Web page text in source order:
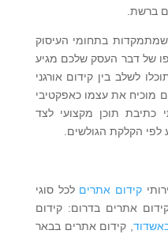
ברשת.
בתחומי העיסוק
של דבר העסק שלכם מגיע
לשלב בין קידום אורגני
מוכיח את עצמו כאפקטיבי
כתיבת תוכן מקצועי לצד
הקלקת הגולשים.
קידום אתרים לכל סוגי
אתרים בדרום: קידום
, קידום אתרים בבאר